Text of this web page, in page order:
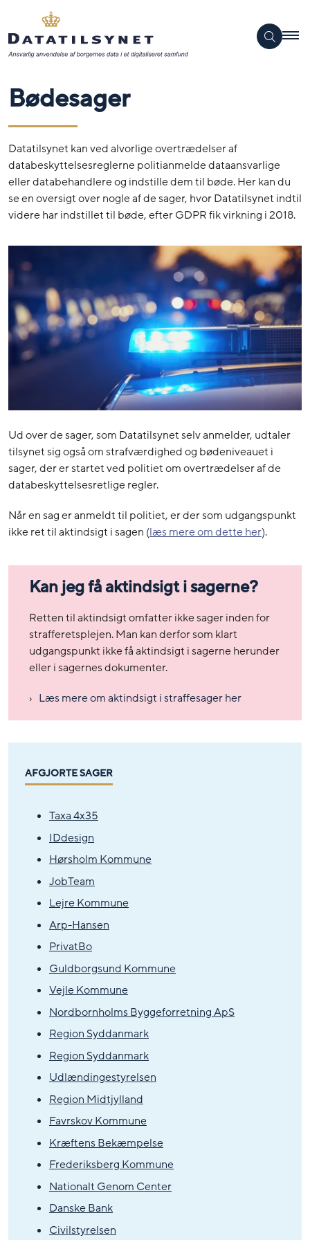
Bødesager
Datatilsynet kan ved alvorlige overtrædelser af
databeskyttelsesreglerne politianmelde dataansvarlige
eller databehandlere og indstille dem til bøde. Her kan du
se en oversigt over nogle af de sager, hvor Datatilsynet indtil
videre har indstillet til bøde, efter GDPR fik virkning i 2018.
Ud over de sager, som Datatilsynet selv anmelder, udtaler
tilsynet sig også om strafværdighed og bødeniveauet i
sager, der er startet ved politiet om overtrædelser af de
databeskyttelsesretlige regler.
Når en sag er anmeldt til politiet, er der som udgangspunkt
ikke ret til aktindsigt i sagen (læs mere om dette her).
Kan jeg få aktindsigt i sagerne?
Retten til aktindsigt omfatter ikke sager inden for
strafferetsplejen. Man kan derfor som klart
udgangspunkt ikke få aktindsigt i sagerne herunder
eller i sagernes dokumenter.
Læs mere om aktindsigt i straffesager her
AFGJORTE SAGER
Taxa 4x35
IDdesign
Hørsholm Kommune
JobTeam
Lejre Kommune
Arp-Hansen
PrivatBo
Guldborgsund Kommune
Vejle Kommune
Nordbornholms Byggeforretning ApS
Region Syddanmark
Region Syddanmark
Udlændingestyrelsen
Region Midtjylland
Favrskov Kommune
Kræftens Bekæmpelse
Frederiksberg Kommune
Nationalt Genom Center
Danske Bank
Civilstyrelsen